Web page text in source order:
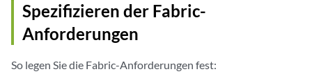
Spezifizieren der Fabric-
Anforderungen
So legen Sie die Fabric-Anforderungen fest: